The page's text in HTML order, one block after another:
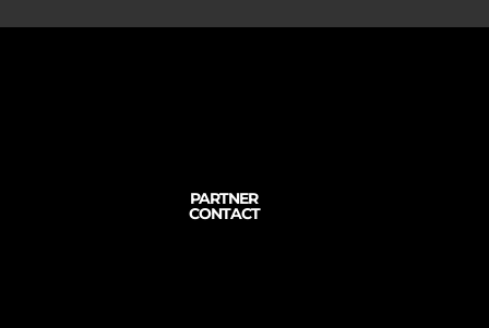
PARTNER
CONTACT